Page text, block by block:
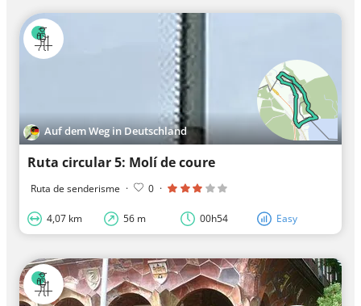
Auf dem Weg in Deutschland
Ruta circular 5: Molí de coure
Ruta de senderisme · 0 ·
4,07 km 56 m 00h54 Easy